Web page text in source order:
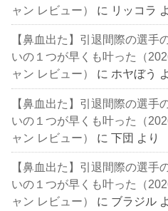
ャン レビュー）
に リッコラ
【鼻血出た】引退間際の選
いの１つが早くも叶った（
ャン レビュー）
に ホヤぼう
【鼻血出た】引退間際の選
いの１つが早くも叶った（
ャン レビュー）
に下団 より
【鼻血出た】引退間際の選
いの１つが早くも叶った（
ャン レビュー）
に ブラジル